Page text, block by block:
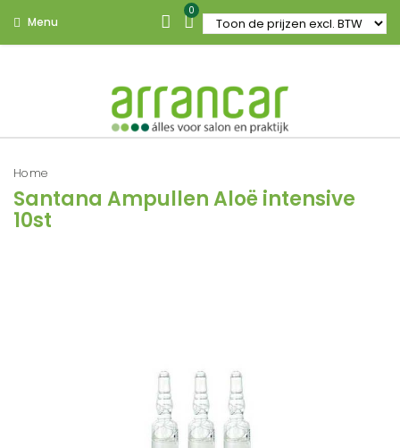
Menu
0
Home
Santana Ampullen Aloë intensive
10st